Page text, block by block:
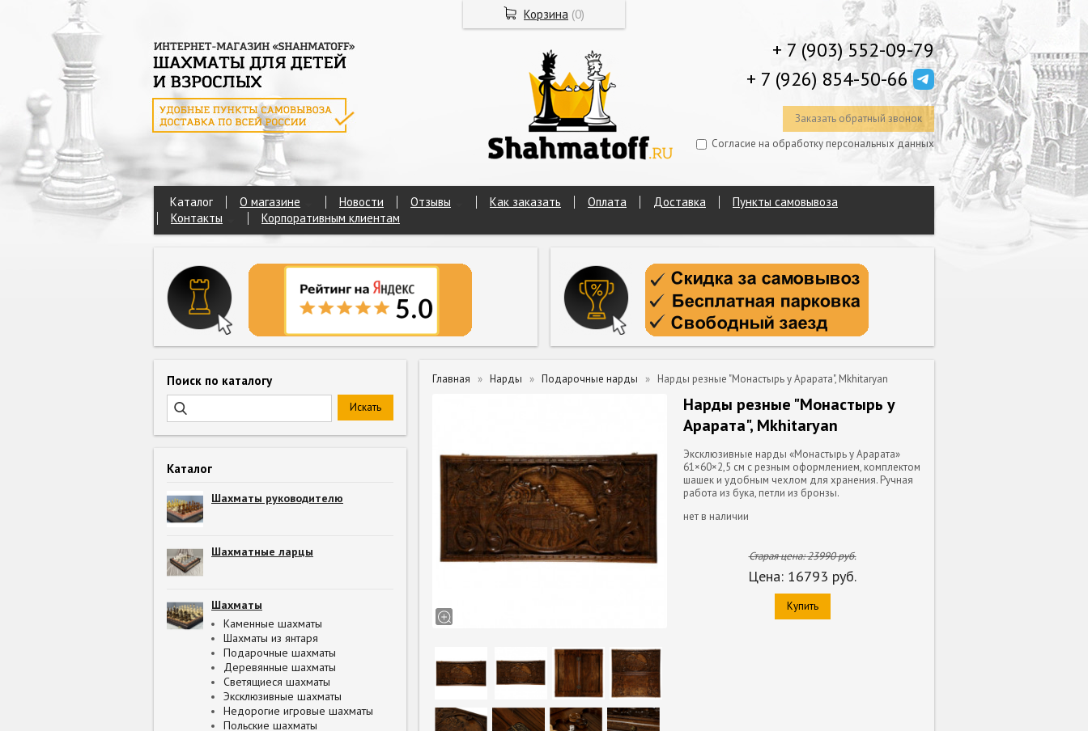
+ 7 (903) 552-09-79
+ 7 (926) 854-50-66
Заказать обратный звонок
Согласие на обработку персональных данных
Каталог О магазине Новости Отзывы Как заказать Оплата Доставка
Пункты самовывоза
Контакты
Корпоративным клиентам
Поиск по каталогу
Каталог
Шахматы руководителю
Шахматные ларцы
Шахматы
Каменные шахматы
Шахматы из янтаря
Подарочные шахматы
Деревянные шахматы
Светящиеся шахматы
Эксклюзивные шахматы
Недорогие игровые шахматы
Польские шахматы
Главная Нарды Подарочные нарды Нарды резные "Монастырь у Арарата", Mkhitaryan
Нарды резные "Монастырь у
Арарата", Mkhitaryan
Эксклюзивные нарды «Монастырь у Арарата»
61×60×2,5 см с резным оформлением, комплектом
шашек и удобным чехлом для хранения. Ручная
работа из бука, петли из бронзы.
нет в наличии
Старая цена:23990руб.
Цена: 16793 руб.
Купить
Корзина (0)